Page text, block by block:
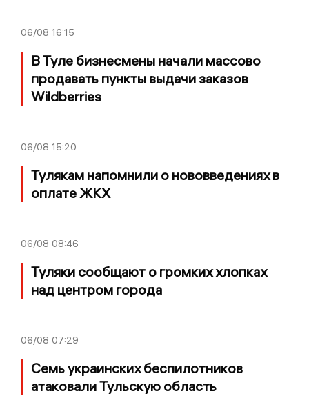
06/08 16:15
В Туле бизнесмены начали массово
продавать пункты выдачи заказов
Wildberries
06/08 15:20
Тулякам напомнили о нововведениях в
оплате ЖКХ
06/08 08:46
Туляки сообщают о громких хлопках
над центром города
06/08 07:29
Семь украинских беспилотников
атаковали Тульскую область